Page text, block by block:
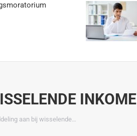
aan bij wisselende…